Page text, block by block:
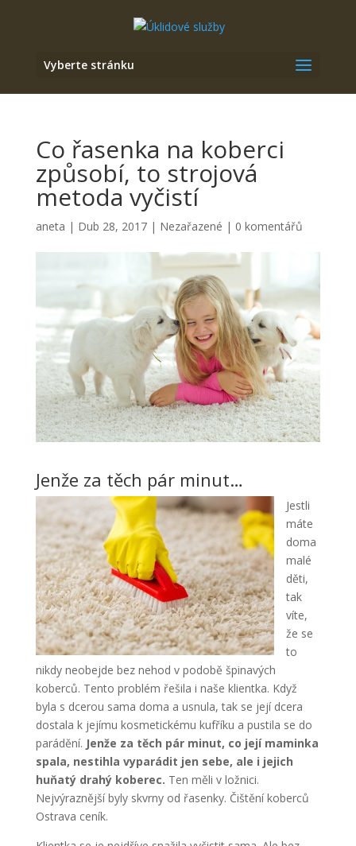
Vyberte stránku
Co řasenka na koberci
způsobí, to strojová
metoda vyčistí
aneta | Dub 28, 2017| Nezařazené | 0 komentářů
Jenže za těch pár minut…
Jestli
máte
doma
malé
děti,
tak
víte,
že se
to
nikdy neobejde bez nehod v podobě špinavých
koberců. Tento problém řešila i naše klientka. Když
byla s dcerou sama doma a usnula, tak se její dcera
dostala k jejímu kosmetickému kufříku a pustila se do
parádění. Jenže za těch pár minut, co její maminka
spala, nestihla vyparádit jen sebe, ale i jejich
huňatý drahý koberec. Ten měli v ložnici.
Nejvýraznější byly skvrny od řasenky. Čištění koberců
Ostrava ceník.